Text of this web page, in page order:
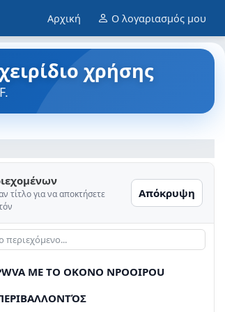
Αρχική Ο λογαριασμός μου
χρήσης
τίτλο για να αποκτήσετε
Απόκρυψη
ME TO OKONO NPOOIPOU